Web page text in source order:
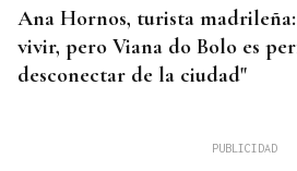
Ana Hornos, turista
vivir, pero Viana do Bolo es
desconectar de la ciudad"